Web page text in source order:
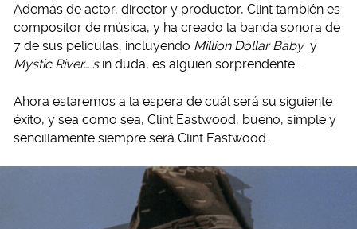
Además de actor, director y productor, Clint también es
compositor de música, y ha creado la banda sonora de
7 de sus películas, incluyendo Million Dollar Baby y
Mystic River… s in duda, es alguien sorprendente…
Ahora estaremos a la espera de cuál será su siguiente
éxito, y sea como sea, Clint Eastwood, bueno, simple y
sencillamente siempre será Clint Eastwood…